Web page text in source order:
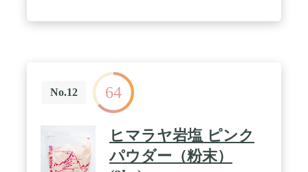
No.12 64
ヒマラヤ岩塩 ピンク
パウダー（粉末）